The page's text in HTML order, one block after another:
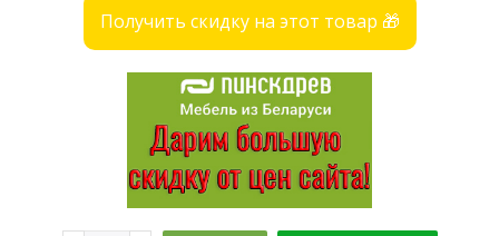
Получить скидку на этот товар 🎁